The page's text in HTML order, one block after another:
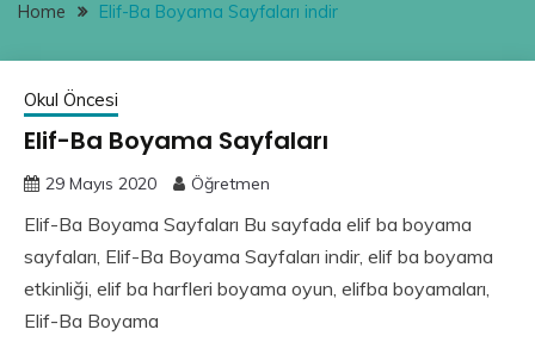
Home Elif-Ba Boyama Sayfaları indir
Okul Öncesi
Elif-Ba Boyama Sayfaları
29 Mayıs 2020 Öğretmen
Elif-Ba Boyama Sayfaları Bu sayfada elif ba boyama
sayfaları, Elif-Ba Boyama Sayfaları indir, elif ba boyama
etkinliği, elif ba harfleri boyama oyun, elifba boyamaları,
Elif-Ba Boyama